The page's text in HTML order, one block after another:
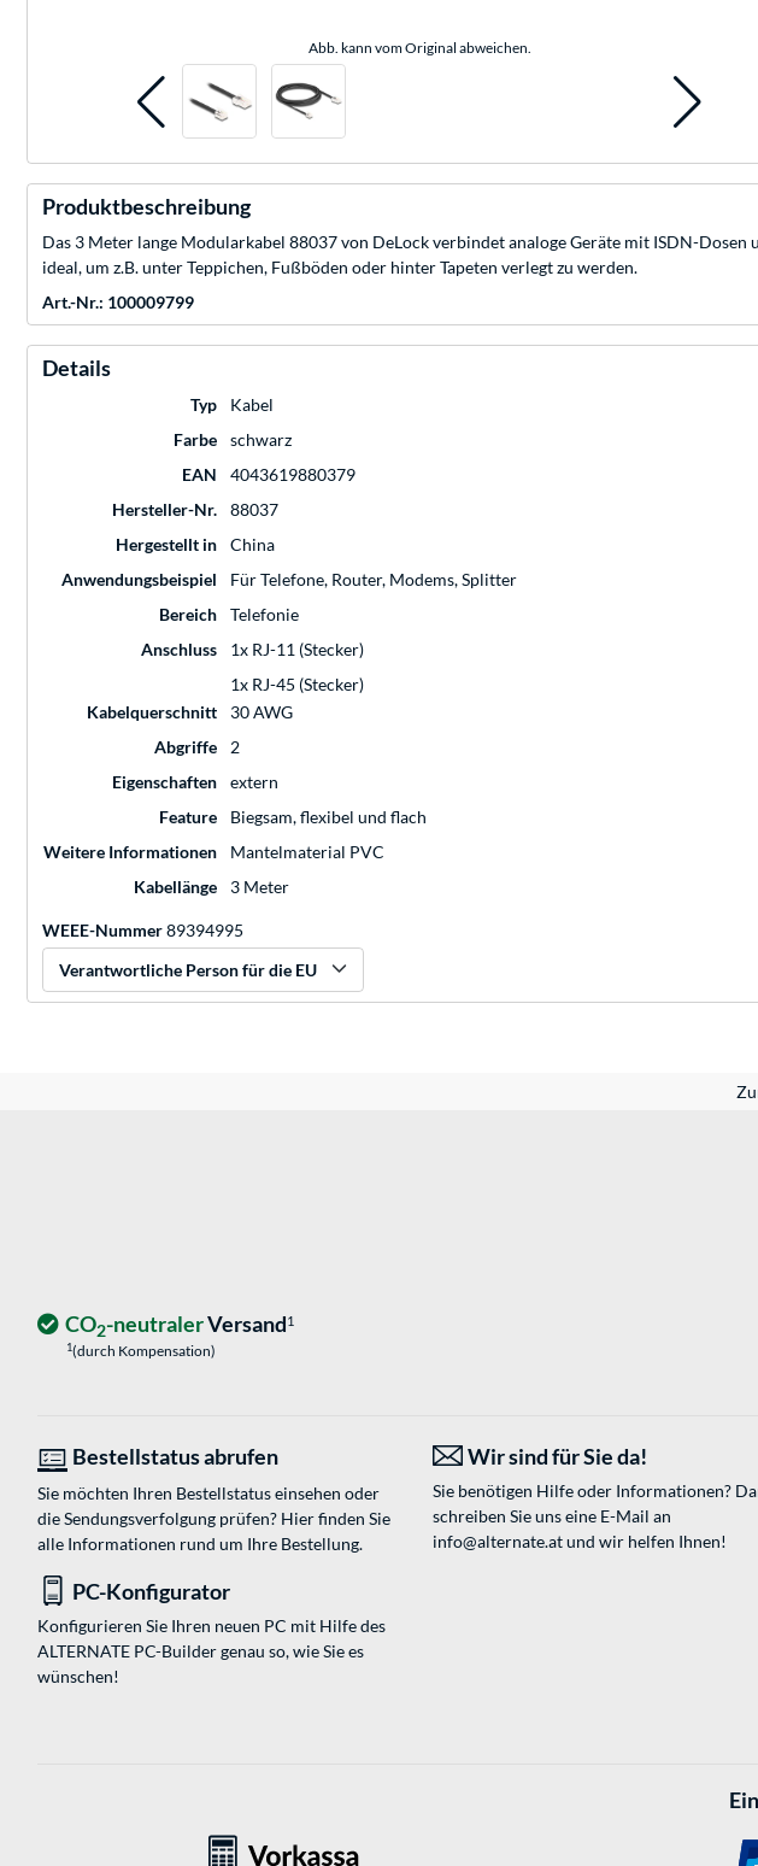
Abb. kann vom Original abweichen.
Produktbeschreibung
Das 3 Meter lange Modularkabel 88037 von DeLock verbindet analoge Geräte mit ISDN-
ideal, um z.B. unter Teppichen, Fußböden oder hinter Tapeten verlegt zu werden.
Art.-Nr.: 100009799
Details
Typ
Kabel
Farbe
schwarz
EAN
4043619880379
Hersteller-Nr.
88037
Hergestellt in
China
Anwendungsbeispiel
Für Telefone, Router, Modems, Splitter
Bereich
Telefonie
Anschluss
1x RJ-11 (Stecker)
1x RJ-45 (Stecker)
Kabelquerschnitt
30 AWG
Abgriffe
2
Eigenschaften
extern
Feature
Biegsam, flexibel und flach
Weitere Informationen
Mantelmaterial PVC
Kabellänge
3 Meter
WEEE-Nummer89394995
Verantwortliche Person für die EU
CO2-neutralerVersand1
1(durch Kompensation)
Bestellstatus abrufen
Sie möchten Ihren Bestellstatus einsehen oder
die Sendungsverfolgung prüfen? Hier finden Sie
alle Informationen rund um Ihre Bestellung.
Wir sind für Sie da!
Sie benötigen Hilfe oder Informationen?
schreiben Sie uns eine E-Mail an
info@alternate.atund wir helfen Ihnen!
PC-Konfigurator
Konfigurieren Sie Ihren neuen PC mit Hilfe des
ALTERNATE PC-Builder genau so, wie Sie es
wünschen!